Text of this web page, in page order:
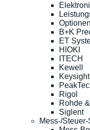
B+K
ET
HIOKI
ITECH
Kewell
Rigol
Rohde
Siglent
Mess-/